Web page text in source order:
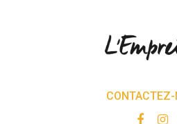
CONTACTEZ-